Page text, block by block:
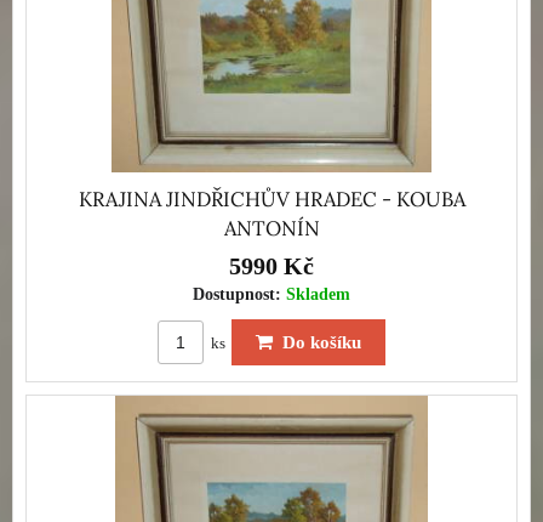
KRAJINA JINDŘICHŮV HRADEC - KOUBA
ANTONÍN
5990 Kč
Dostupnost: Skladem
ks Do košíku